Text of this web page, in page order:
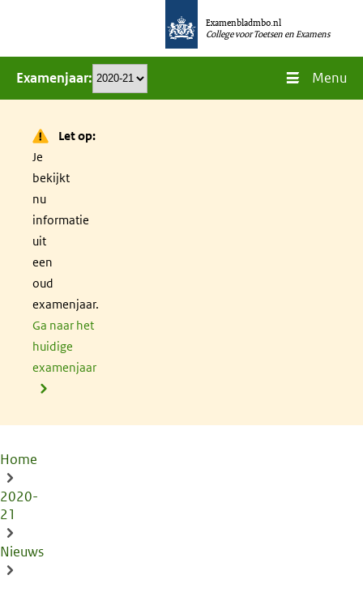
naar
inhoud
Examenbladmbo.nl
College voor Toetsen en Examens
Examenjaar Menu
Let op:
Je
bekijkt
nu
informatie
uit
een
oud
examenjaar.
Ga naar het
huidige
examenjaar
Kruimelpad
Home
2020-
21
Nieuws